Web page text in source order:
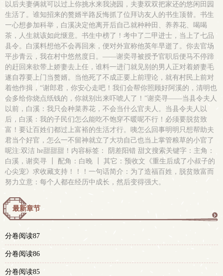
以后夫妻俩就可以过上你挑水来我浇园，夫妻双双把家还的悠闲田园
生活了。谁知招来的赘婿半路反悔抓了位拜访友人的书生顶替。书生
一心想参加科举，白溪决定他离开后自己就种种田、养养花、喝喝
茶，人生就该如此惬意。书生中榜了！考中了二甲进士，当上了七品
县令。白溪料想他不会再回来，便对外宣称他英年早逝了。你去官场
平步青云，我在村中悠然度日。——谢奕寻被授予官职后便马不停蹄
的赶回来欲带上娇妻去上任，谁料一进门就见别的男人正对着娇妻毛
遂自荐要上门当赘婿。当他死了不成正要上前理论，就有村民上前对
着他作揖，“谢郎君，你安心走吧！我们会帮你照顾好阿溪的，清明也
会多给你烧点纸钱的，你就别出来吓唬人了！”谢奕寻——当县令夫人
以前，白溪：我只会种菜养花，不会当什么官夫人。当县令夫人以
后，白溪：我的子民们怎么能吃不饱穿不暖呢不行！必须要脱贫致
富！要让百姓们都过上富裕的生活才行。咦怎么回事明明只想帮助夫
君当个好官，怎么一不留神就立了大功自己也当上掌管粮草的小官了
呢注:双洁 he甜甜甜！内容标签： 阴差阳错 甜文搜索关键字：主角：
白溪，谢奕寻 ┃ 配角：白晚 ┃ 其它：预收文《重生后成了小叔子的
心尖宠》求收藏支持！！！一句话简介：为了造福百姓，脱贫致富而
努力立意：每个人都在经历中成长，然后变得强大。
最新章节
分卷阅读87
分卷阅读86
分卷阅读85